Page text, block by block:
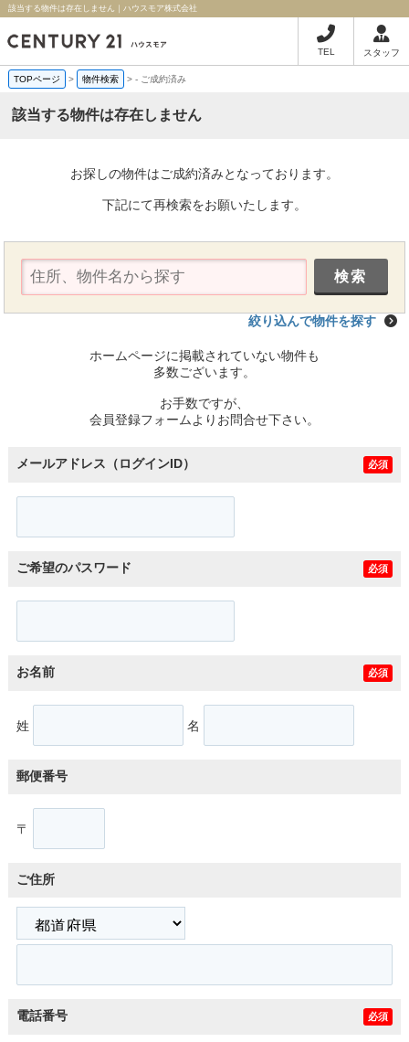
該当する物件は存在しません｜ハウスモア株式会社
TEL スタッフ
TOPページ > 物件検索 >- ご成約済み
該当する物件は存在しません
お探しの物件はご成約済みとなっております。
下記にて再検索をお願いたします。
絞り込んで物件を探す
ホームページに掲載されていない物件も
多数ございます。
お手数ですが、
会員登録フォームよりお問合せ下さい。
メールアドレス（ログインID） 必須
ご希望のパスワード 必須
お名前 必須
姓 名
郵便番号
〒
ご住所
電話番号 必須